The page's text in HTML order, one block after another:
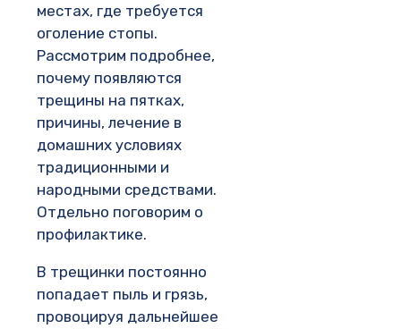
местах, где требуется
оголение стопы.
Рассмотрим подробнее,
почему появляются
трещины на пятках,
причины, лечение в
домашних условиях
традиционными и
народными средствами.
Отдельно поговорим о
профилактике.
В трещинки постоянно
попадает пыль и грязь,
провоцируя дальнейшее